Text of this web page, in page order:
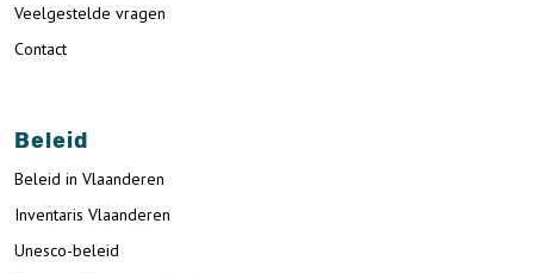
Veelgestelde vragen
Contact
Beleid
Beleid in Vlaanderen
Inventaris Vlaanderen
Unesco-beleid